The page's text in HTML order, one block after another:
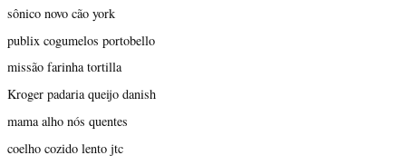
sônico novo cão york
publix cogumelos portobello
missão farinha tortilla
Kroger padaria queijo danish
mama alho nós quentes
coelho cozido lento jtc